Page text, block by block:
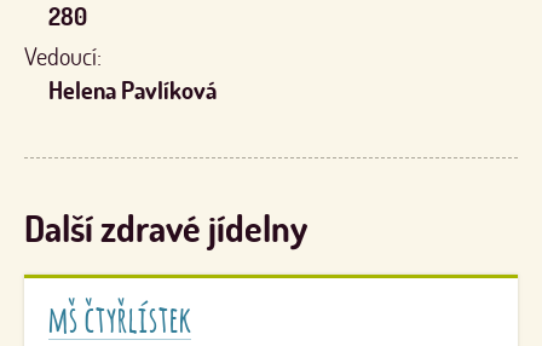
280
Vedoucí:
Helena Pavlíková
Další zdravé jídelny
mš čtyřlístek